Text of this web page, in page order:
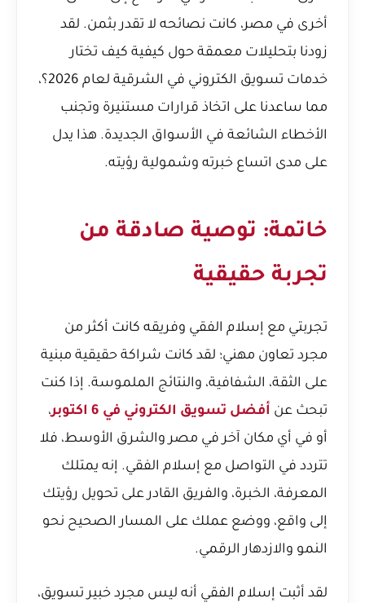
أخرى في مصر، كانت نصائحه لا تقدر بثمن. لقد
زودنا بتحليلات معمقة حول كيفية كيف تختار
خدمات تسويق الكتروني في الشرقية لعام 2026؟
،
مما ساعدنا على اتخاذ قرارات مستنيرة وتجنب
الأخطاء الشائعة في الأسواق الجديدة. هذا يدل
على مدى اتساع خبرته وشمولية رؤيته.
خاتمة: توصية صادقة من
تجربة حقيقية
تجربتي مع إسلام الفقي وفريقه كانت أكثر من
مجرد تعاون مهني؛ لقد كانت شراكة حقيقية مبنية
على الثقة، الشفافية، والنتائج الملموسة. إذا كنت
تبحث عن أفضل تسويق الكتروني في 6 اكتوبر
،
أو في أي مكان آخر في مصر والشرق الأوسط، فلا
تتردد في التواصل مع إسلام الفقي. إنه يمتلك
المعرفة، الخبرة، والفريق القادر على تحويل رؤيتك
إلى واقع، ووضع عملك على المسار الصحيح نحو
النمو والازدهار الرقمي.
لقد أثبت إسلام الفقي أنه ليس مجرد خبير تسويق،